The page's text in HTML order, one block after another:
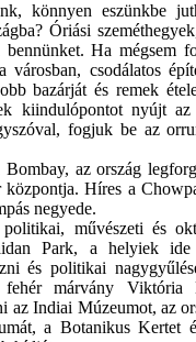
könnyen eszünkbe
Óriási
Ha mégsem
városban, csodálatos
bazárját és remek
kiindulópontot nyújt
fogjuk be az
az ország
Híres a
negyede.
művészeti és
Park, a helyiek
és politikai
márvány Viktória
az Indiai Múzeumot, az
a Botanikus Kertet